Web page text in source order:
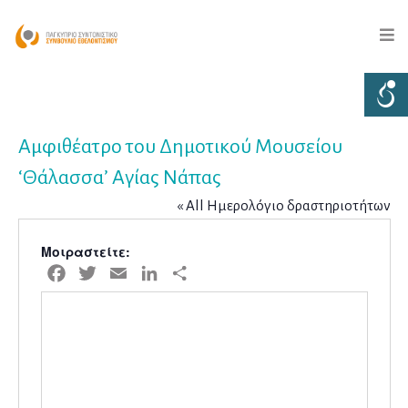
Αμφιθέατρο του Δημοτικού Μουσείου
‘Θάλασσα’ Αγίας Νάπας
« All Ημερολόγιο δραστηριοτήτων
Μοιραστείτε:
Facebook
Twitter Email LinkedIn